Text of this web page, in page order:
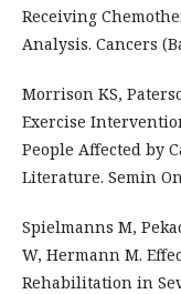
Receiving
Analysis. Cancers
Morrison KS,
Exercise
People Affected by
Literature. Semin
Spielmanns M,
W, Hermann M.
Rehabilitation in